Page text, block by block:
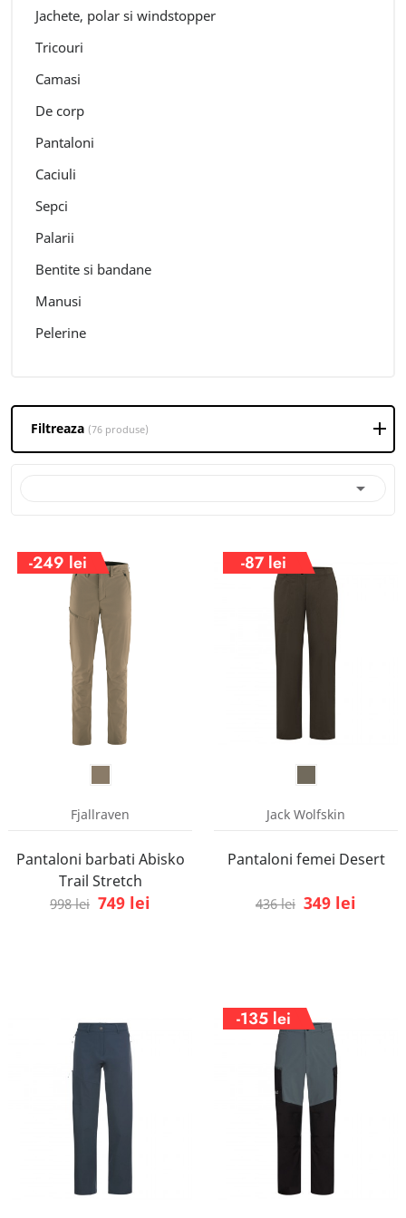
Jachete, polar si windstopper
Tricouri
Camasi
De corp
Pantaloni
Caciuli
Sepci
Palarii
Bentite si bandane
Manusi
Pelerine
Filtreaza (76 produse)

-249 lei
Fjallraven
Pantaloni barbati Abisko
Trail Stretch
998 lei 749 lei
-87 lei
Jack Wolfskin
Pantaloni femei Desert
436 lei 349 lei
-135 lei